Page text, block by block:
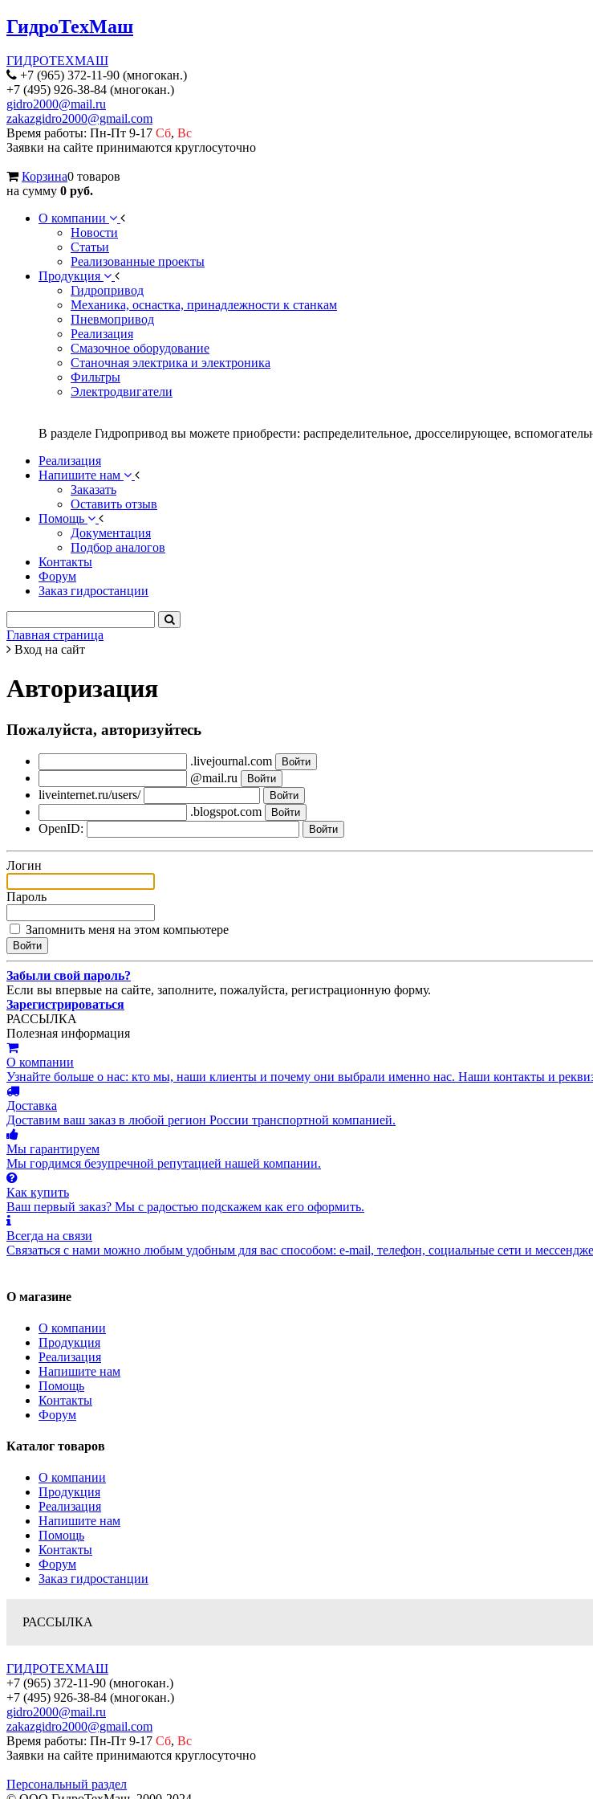
ГидроТехМаш
ГИДРОТЕХМАШ
+7 (965) 372-11-90 (многокан.)
+7 (495) 926-38-84 (многокан.)
gidro2000@mail.ru
zakazgidro2000@gmail.com
Время работы: Пн-Пт 9-17 Сб, Вс
Заявки на сайте принимаются круглосуточно
Корзина0 товаров
на сумму 0 руб.
О компании
Новости
Статьи
Реализованные проекты
Продукция
Гидропривод
Механика, оснастка, принадлежности к станкам
Пневмопривод
Реализация
Смазочное оборудование
Станочная электрика и электроника
Фильтры
Электродвигатели
В разделе Гидропривод вы можете приобрести: распределительное, дросселирующее,
Реализация
Напишите нам
Заказать
Оставить отзыв
Помощь
Документация
Подбор аналогов
Контакты
Форум
Заказ гидростанции
Главная страница
Вход на сайт
Авторизация
Пожалуйста, авторизуйтесь
.livejournal.com
@mail.ru
liveinternet.ru/users/
.blogspot.com
OpenID:
Логин
Пароль
Запомнить меня на этом компьютере
Забыли свой пароль?
Если вы впервые на сайте, заполните, пожалуйста, регистрационную форму.
Зарегистрироваться
РАССЫЛКА
Полезная информация
О компании
Узнайте больше о нас: кто мы, наши клиенты и почему они выбрали именно нас. Наши контакты и
Доставка
Доставим ваш заказ в любой регион России транспортной компанией.
Мы гарантируем
Мы гордимся безупречной репутацией нашей компании.
Как купить
Ваш первый заказ? Мы с радостью подскажем как его оформить.
Всегда на связи
Связаться с нами можно любым удобным для вас способом: e-mail, телефон, социальные сети и
О магазине
О компании
Продукция
Реализация
Напишите нам
Помощь
Контакты
Форум
Каталог товаров
О компании
Продукция
Реализация
Напишите нам
Помощь
Контакты
Форум
Заказ гидростанции
РАССЫЛКА
ГИДРОТЕХМАШ
+7 (965) 372-11-90 (многокан.)
+7 (495) 926-38-84 (многокан.)
gidro2000@mail.ru
zakazgidro2000@gmail.com
Время работы: Пн-Пт 9-17 Сб, Вс
Заявки на сайте принимаются круглосуточно
Персональный раздел